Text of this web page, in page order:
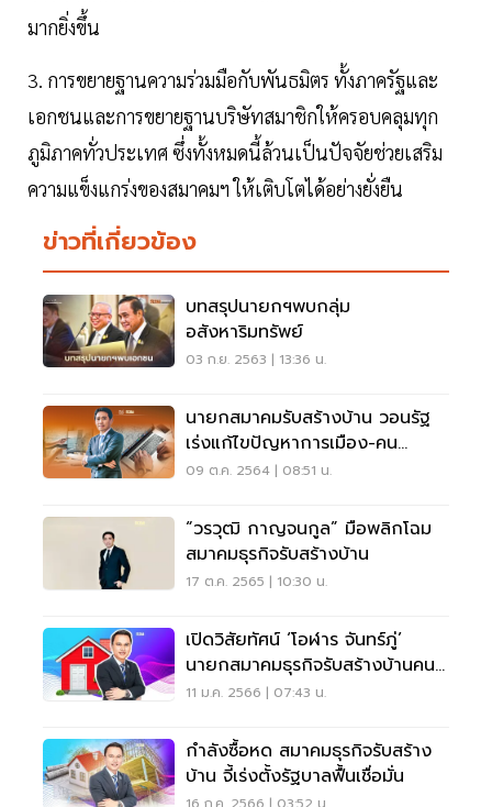
มากยิ่งขึ้น
3. การขยายฐานความร่วมมือกับพันธมิตร ทั้งภาครัฐและ
เอกชนและการขยายฐานบริษัทสมาชิกให้ครอบคลุมทุก
ภูมิภาคทั่วประเทศ ซึ่งทั้งหมดนี้ล้วนเป็นปัจจัยช่วยเสริม
ความแข็งแกร่งของสมาคมฯ ให้เติบโตได้อย่างยั่งยืน
ข่าวที่เกี่ยวข้อง
บทสรุปนายกฯพบกลุ่ม
อสังหาริมทรัพย์
03 ก.ย. 2563 | 13:36 น.
นายกสมาคมรับสร้างบ้าน วอนรัฐ
เร่งแก้ไขปัญหาการเมือง-คน
ตกงาน
09 ต.ค. 2564 | 08:51 น.
“วรวุฒิ กาญจนกูล” มือพลิกโฉม
สมาคมธุรกิจรับสร้างบ้าน
17 ต.ค. 2565 | 10:30 น.
เปิดวิสัยทัศน์ ‘โอฬาร จันทร์ภู่’
นายกสมาคมธุรกิจรับสร้างบ้านคน
ใหม่
11 ม.ค. 2566 | 07:43 น.
กำลังซื้้อหด สมาคมธุรกิจรับสร้าง
บ้าน จี้เร่งตั้งรัฐบาลฟื้นเชื่อมั่น